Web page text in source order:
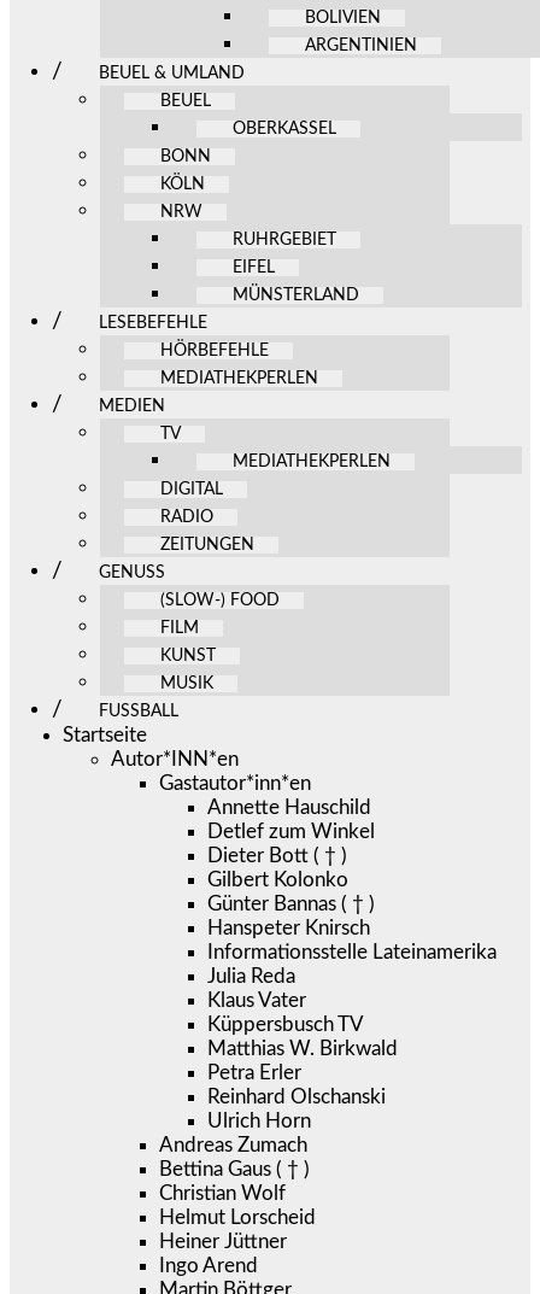
BOLIVIEN
ARGENTINIEN
BEUEL & UMLAND
BEUEL
OBERKASSEL
BONN
KÖLN
NRW
RUHRGEBIET
EIFEL
MÜNSTERLAND
LESEBEFEHLE
HÖRBEFEHLE
MEDIATHEKPERLEN
MEDIEN
TV
MEDIATHEKPERLEN
DIGITAL
RADIO
ZEITUNGEN
GENUSS
(SLOW-) FOOD
FILM
KUNST
MUSIK
FUSSBALL
Startseite
Autor*INN*en
Gastautor*inn*en
Annette Hauschild
Detlef zum Winkel
Dieter Bott ( † )
Gilbert Kolonko
Günter Bannas ( † )
Hanspeter Knirsch
Informationsstelle Lateinamerika
Julia Reda
Klaus Vater
Küppersbusch TV
Matthias W. Birkwald
Petra Erler
Reinhard Olschanski
Ulrich Horn
Andreas Zumach
Bettina Gaus ( † )
Christian Wolf
Helmut Lorscheid
Heiner Jüttner
Ingo Arend
Martin Böttger